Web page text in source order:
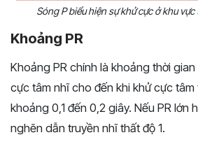
Sóng P biểu hiện sự khử cực ở khu
Khoảng PR
Khoảng PR chính là khoảng thời
cực tâm nhĩ cho đến khi khử cực
khoảng 0,1 đến 0,2 giây. Nếu PR lớn
nghẽn dẫn truyền nhĩ thất độ 1.